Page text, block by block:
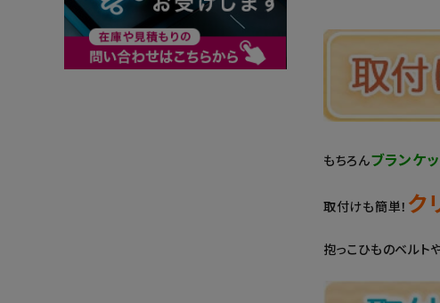
もちろんブランケ
取付けも簡単！ ク
抱っこひものベルト